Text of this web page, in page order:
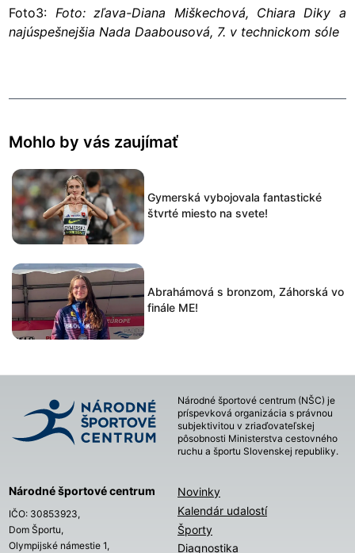
Foto3: Foto: zľava-Diana Miškechová, Chiara Diky a
najúspešnejšia Nada Daabousová, 7. v technickom sóle
Mohlo by vás zaujímať
Gymerská vybojovala fantastické
štvrté miesto na svete!
Abrahámová s bronzom, Záhorská vo
finále ME!
Národné športové centrum (NŠC) je
príspevková organizácia s právnou
subjektivitou v zriaďovateľskej
pôsobnosti Ministerstva cestovného
ruchu a športu Slovenskej republiky.
Národné športové centrum
IČO: 30853923,
Dom Športu,
Olympijské námestie 1,
Novinky
Kalendár udalostí
Športy
Diagnostika